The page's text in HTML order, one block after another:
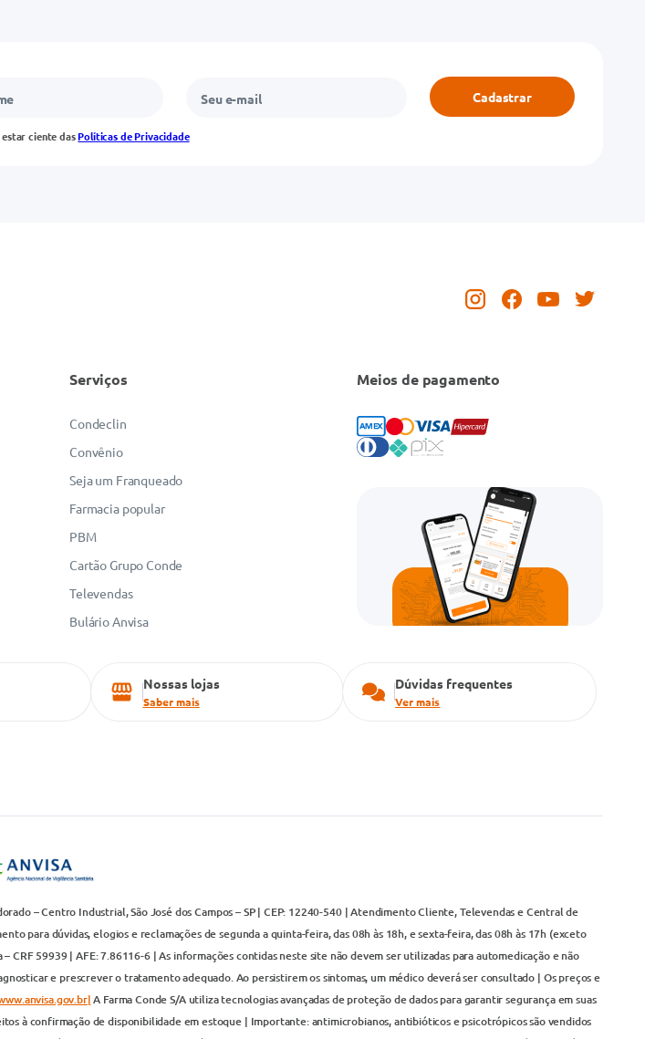
estar ciente dasPolíticas de Privacidade
Cadastrar
Serviços
Condeclin
Convênio
Seja um Franqueado
Farmacia popular
PBM
Cartão Grupo Conde
Televendas
Bulário Anvisa
Meios de pagamento
Nossas lojas
Saber mais
Dúvidas frequentes
Ver mais
– Centro Industrial, São José dos Campos – SP | CEP: 12240-540 | Atendimento Cliente, Televendas e Central de
para dúvidas, elogios e reclamações de segunda a quinta-feira, das 08h às 18h, e sexta-feira, das 08h às 17h (exceto
CRF 59939 | AFE: 7.86116-6 | As informações contidas neste site não devem ser utilizadas para automedicação e não
e prescrever o tratamento adequado. Ao persistirem os sintomas, um médico deverá ser consultado | Os preços e
A Farma Conde S/A utiliza tecnologias avançadas de proteção de dados para garantir segurança em suas
à confirmação de disponibilidade em estoque | Importante: antimicrobianos, antibióticos e psicotrópicos são vendidos